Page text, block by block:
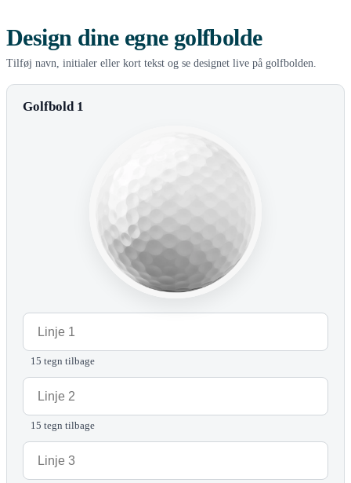
Design dine egne golfbolde
Tilføj navn, initialer eller kort tekst og se designet live på golfbolden.
Golfbold 1
15 tegn tilbage
15 tegn tilbage